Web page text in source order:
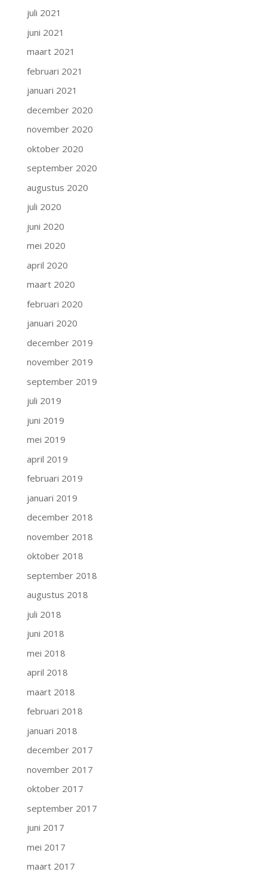
juli 2021
juni 2021
maart 2021
februari 2021
januari 2021
december 2020
november 2020
oktober 2020
september 2020
augustus 2020
juli 2020
juni 2020
mei 2020
april 2020
maart 2020
februari 2020
januari 2020
december 2019
november 2019
september 2019
juli 2019
juni 2019
mei 2019
april 2019
februari 2019
januari 2019
december 2018
november 2018
oktober 2018
september 2018
augustus 2018
juli 2018
juni 2018
mei 2018
april 2018
maart 2018
februari 2018
januari 2018
december 2017
november 2017
oktober 2017
september 2017
juni 2017
mei 2017
maart 2017